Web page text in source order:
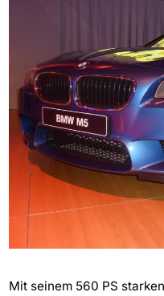
Mit seinem 560 PS